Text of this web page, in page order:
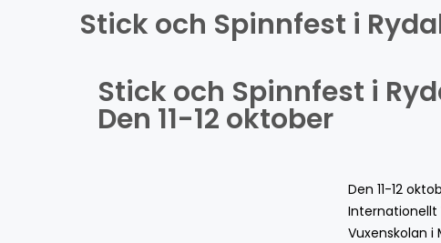
Stick och Spinnfest i
Stick och Spinnfest i
Den 11-12 oktober
Den 11-12
Internationellt
Vuxenskolan